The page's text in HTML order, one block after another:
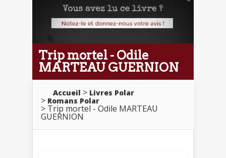
Trip mortel - Odile
MARTEAU GUERNION
Accueil
Livres Polar
Romans Polar
Trip mortel - Odile MARTEAU
GUERNION